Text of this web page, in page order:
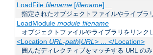
LoadFile filename[filename] ...
指定されたオブジェクトファイルやライブラ
LoadModule module filename
オブジェクトファイルやライブラリをリン
<Location URL-path|URL> ... </Location>
囲んだディレクティブをマッチする URL の